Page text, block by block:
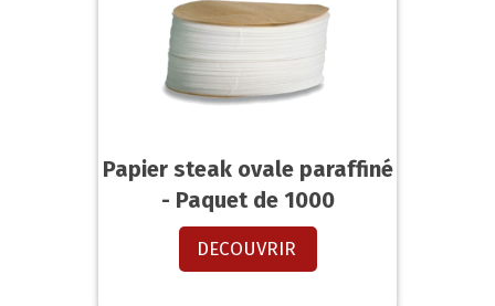
Papier steak ovale paraffiné
- Paquet de 1000
DECOUVRIR